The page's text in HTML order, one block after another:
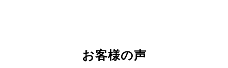
お客様の声